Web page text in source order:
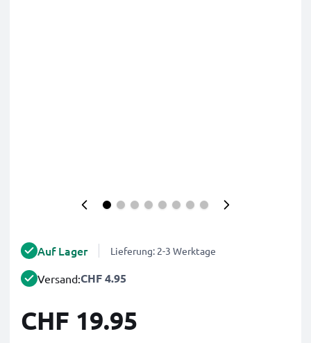
Auf Lager Lieferung: 2-3 Werktage
Versand:CHF 4.95
CHF 19.95